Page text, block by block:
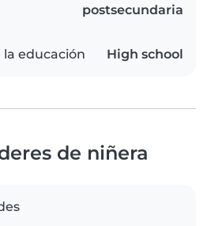
postsecundaria
la educación High school
de niñera